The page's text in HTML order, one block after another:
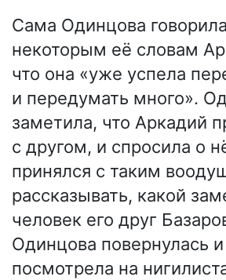
Сама Одинцова
некоторым её словам
что она «уже успела
и передумать много».
заметила, что Аркадий
с другом, и спросила о
принялся с таким
рассказывать, какой
человек его друг
Одинцова повернулась
посмотрела на